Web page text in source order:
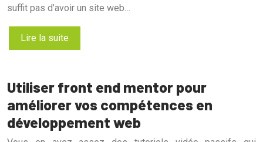
suffit pas d’avoir un site web…
Lire la suite
Utiliser front end mentor pour
améliorer vos compétences en
développement web